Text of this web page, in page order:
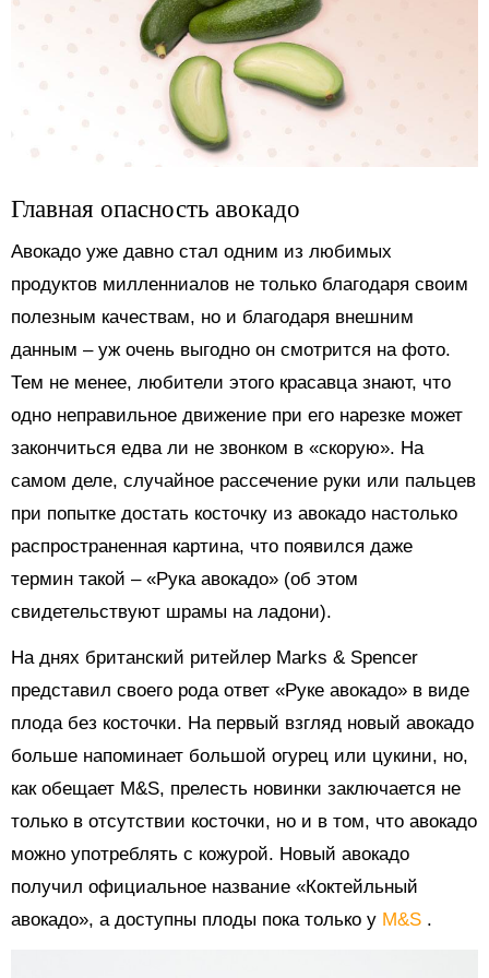
Главная опасность авокадо
Авокадо уже давно стал одним из любимых
продуктов милленниалов не только благодаря своим
полезным качествам, но и благодаря внешним
данным – уж очень выгодно он смотрится на фото.
Тем не менее, любители этого красавца знают, что
одно неправильное движение при его нарезке может
закончиться едва ли не звонком в «скорую». На
самом деле, случайное рассечение руки или пальцев
при попытке достать косточку из авокадо настолько
распространенная картина, что появился даже
термин такой – «Рука авокадо» (об этом
свидетельствуют шрамы на ладони).
На днях британский ритейлер Marks & Spencer
представил своего рода ответ «Руке авокадо» в виде
плода без косточки. На первый взгляд новый авокадо
больше напоминает большой огурец или цукини, но,
как обещает M&S, прелесть новинки заключается не
только в отсутствии косточки, но и в том, что авокадо
можно употреблять с кожурой. Новый авокадо
получил официальное название «Коктейльный
авокадо», а доступны плоды пока только у M&S .